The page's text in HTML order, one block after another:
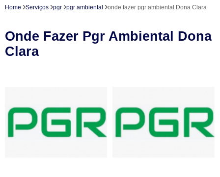
Home Serviços pgr pgr ambiental onde fazer pgr ambiental Dona Clara
Onde Fazer Pgr Ambiental Dona
Clara